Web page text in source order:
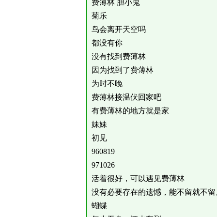
费薄林 胆小鬼
菊乐
鸟会离开天空吗
都没有你
没有找到费薄林
因为找到了费薄林
为时不晚
费薄林接温伏回家吧
有费薄林的地方就是家
妹妹
初见
960819
971026
活着很好，可以遇见费薄林
没有必要存在的遗憾，能不留就不留
蝴蝶